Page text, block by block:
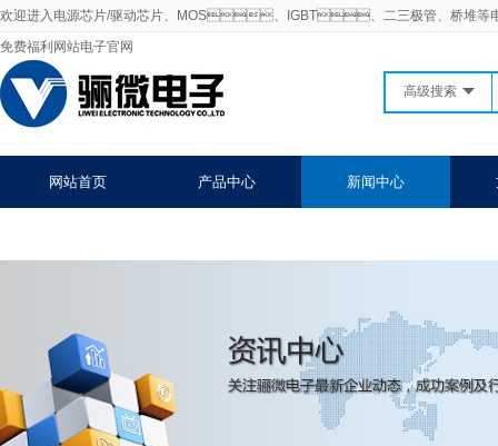
欢迎进入电源芯片/驱动芯片、MOS、IGBT、二三极管、桥堆等
免费福利网站电子官网
高级搜索
网站首页 产品中心 新闻中心